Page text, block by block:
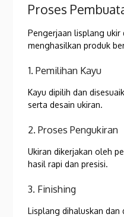
Proses
Pengerjaan lisplang
menghasilkan produk
1. Pemilihan Kayu
Kayu dipilih dan
serta desain ukiran.
2. Proses Pengukiran
Ukiran dikerjakan oleh
hasil rapi dan presisi.
3. Finishing
Lisplang dihaluskan dan